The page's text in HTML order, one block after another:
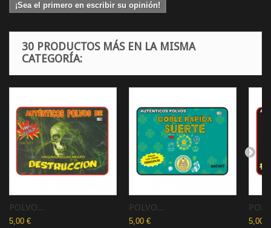
¡Sea el primero en escribir su opinión!
30 PRODUCTOS MÁS EN LA MISMA
CATEGORÍA:
POLVO...
5,00 €
POLVO...
5,00 € 5,00 €